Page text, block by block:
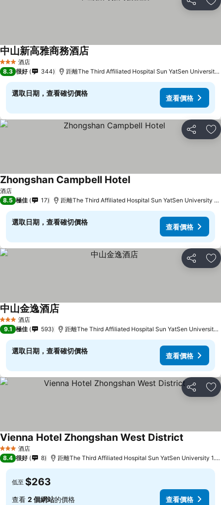
分享 放
3 星級 酒店
中山新高雅商務酒店
8.3 很好 344 距離The Third Affiliated Hospital Sun YatSen University
選取日期，查看確切價格
查看價格
分享 放
酒店
Zhongshan Campbell Hotel查看價格
8.5 極佳 17 距離The Third Affiliated Hospital Sun YatSen University
選取日期，查看確切價格
查看價格
分享 放
3 星級 酒店
中山金逸酒店
9.1 極佳 593 距離The Third Affiliated Hospital Sun YatSen University
選取日期，查看確切價格
查看價格
分享 放
3 星級 酒店
Vienna Hotel Zhongshan West District
8.4 很好 8 距離The Third Affiliated Hospital Sun YatSen University 1.2
低至 $263
查看 2 個網站的價格 查看價格